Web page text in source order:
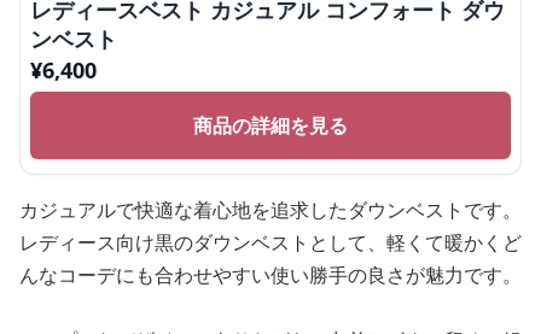
レディースベスト カジュアル コンフォート ダウ
ンベスト
¥6,400
商品の詳細を見る
カジュアルで快適な着心地を追求したダウンベストです。
レディース向け黒のダウンベストとして、軽くて暖かくど
んなコーデにも合わせやすい使い勝手の良さが魅力です。